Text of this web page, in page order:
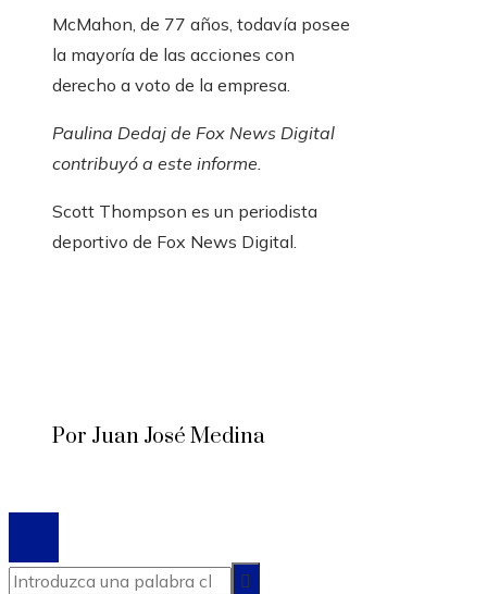
McMahon, de 77 años, todavía posee
la mayoría de las acciones con
derecho a voto de la empresa.
Paulina Dedaj de Fox News Digital
contribuyó a este informe.
Scott Thompson es un periodista
deportivo de Fox News Digital.
Por Juan José Medina